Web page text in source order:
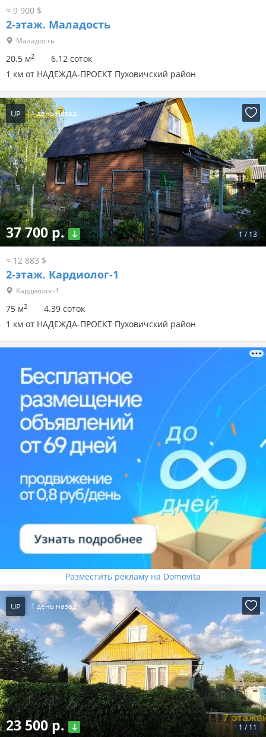
≈ 9 900 $
2-этаж. Маладость
Маладость
20.5 м2
6.12 соток
1 км от НАДЕЖДА-ПРОЕКТ Пуховичский район
UP 1 день назад
1 / 13
37 700 р.
≈ 12 883 $
2-этаж. Кардиолог-1
Кардиолог-1
75 м2
4.39 соток
1 км от НАДЕЖДА-ПРОЕКТ Пуховичский район
Разместить рекламу на Domovita
UP 1 день назад
1 / 11
23 500 р.